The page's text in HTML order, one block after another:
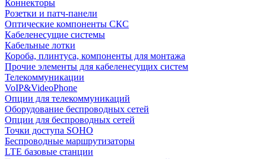
Коннекторы
Розетки и патч-панели
Оптические компоненты СКС
Кабеленесущие системы
Кабельные лотки
Короба, плинтуса, компоненты для монтажа
Прочие элементы для кабеленесущих систем
Телекоммуникации
VoIP&VideoPhone
Опции для телекоммуникаций
Оборудование беспроводных сетей
Опции для беспроводных сетей
Точки доступа SOHO
Беспроводные маршрутизаторы
LTE базовые станции